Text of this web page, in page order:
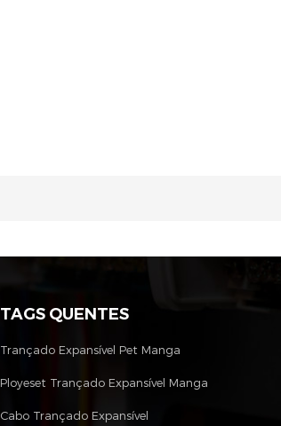
TAGS QUENTES
Trançado Expansível Pet Manga
Ployeset Trançado Expansível Manga
Cabo Trançado Expansível